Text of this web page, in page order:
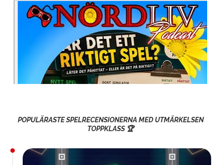
POPULÄRASTE SPELRECENSIONERNA MED UTMÄRKELSEN
TOPPKLASS 🏆